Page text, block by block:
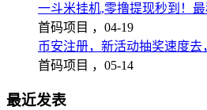
一斗米挂机,零撸提现秒到！
首码项目 ， 04-19
币安注册，新活动抽奖速度去
首码项目 ， 05-14
最近发表